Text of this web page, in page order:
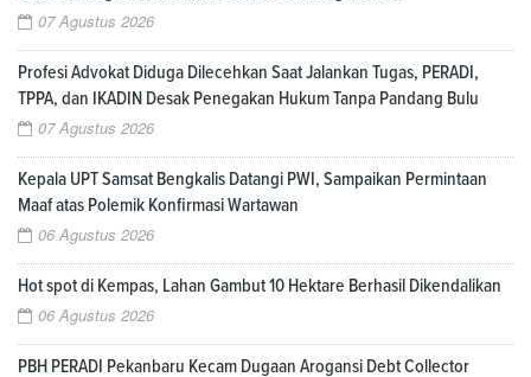
07 Agustus 2026
Profesi Advokat Diduga Dilecehkan Saat Jalankan Tugas, PERADI,
TPPA, dan IKADIN Desak Penegakan Hukum Tanpa Pandang Bulu
07 Agustus 2026
Kepala UPT Samsat Bengkalis Datangi PWI, Sampaikan Permintaan
Maaf atas Polemik Konfirmasi Wartawan
06 Agustus 2026
Hot spot di Kempas, Lahan Gambut 10 Hektare Berhasil Dikendalikan
06 Agustus 2026
PBH PERADI Pekanbaru Kecam Dugaan Arogansi Debt Collector